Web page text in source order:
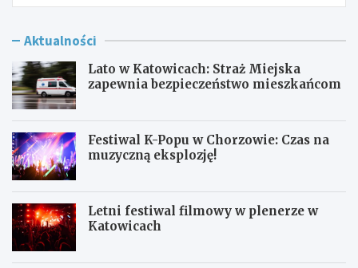
Aktualności
Lato w Katowicach: Straż Miejska
zapewnia bezpieczeństwo mieszkańcom
Festiwal K-Popu w Chorzowie: Czas na
muzyczną eksplozję!
Letni festiwal filmowy w plenerze w
Katowicach